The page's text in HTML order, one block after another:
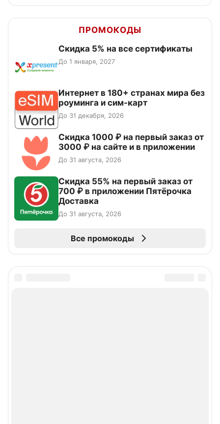
ПРОМОКОДЫ
Скидка 5% на все сертификаты
До 1 января, 2027
Интернет в 180+ странах мира без
роуминга и сим-карт
До 31 декабря, 2026
Скидка 1000 ₽ на первый заказ от
3000 ₽ на сайте и в приложении
До 31 августа, 2026
Скидка 55% на первый заказ от
700 ₽ в приложении Пятёрочка
Доставка
До 31 августа, 2026
Все промокоды